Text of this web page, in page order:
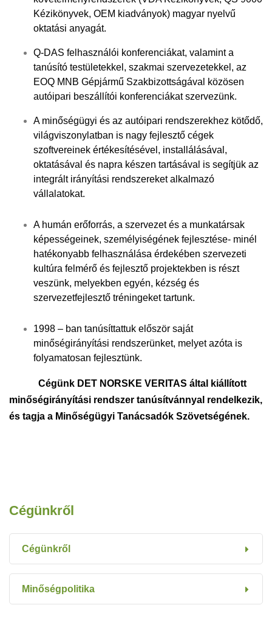
Kézikönyvek, OEM kiadványok) magyar nyelvű
oktatási anyagát.
Q-DAS felhasználói konferenciákat, valamint a
tanúsító testületekkel, szakmai szervezetekkel, az
EOQ MNB Gépjármű Szakbizottságával közösen
autóipari beszállítói konferenciákat szervezünk.
A minőségügyi és az autóipari rendszerekhez kötődő,
világviszonylatban is nagy fejlesztő cégek
szoftvereinek értékesítésével, installálásával,
oktatásával és napra készen tartásával is segítjük az
integrált irányítási rendszereket alkalmazó
vállalatokat.
A humán erőforrás, a szervezet és a munkatársak
képességeinek, személyiségének fejlesztése- minél
hatékonyabb felhasználása érdekében szervezeti
kultúra felmérő és fejlesztő projektekben is részt
veszünk, melyekben egyén, kézség és
szervezetfejlesztő tréningeket tartunk.
1998 – ban tanúsíttattuk először saját
minőségirányítási rendszerünket, melyet azóta is
folyamatosan fejlesztünk.
Cégünk DET NORSKE VERITAS által kiállított
minőségirányítási rendszer tanúsítvánnyal rendelkezik,
és tagja a Minőségügyi Tanácsadók Szövetségének.
Cégünkről
Cégünkről
Minőségpolitika